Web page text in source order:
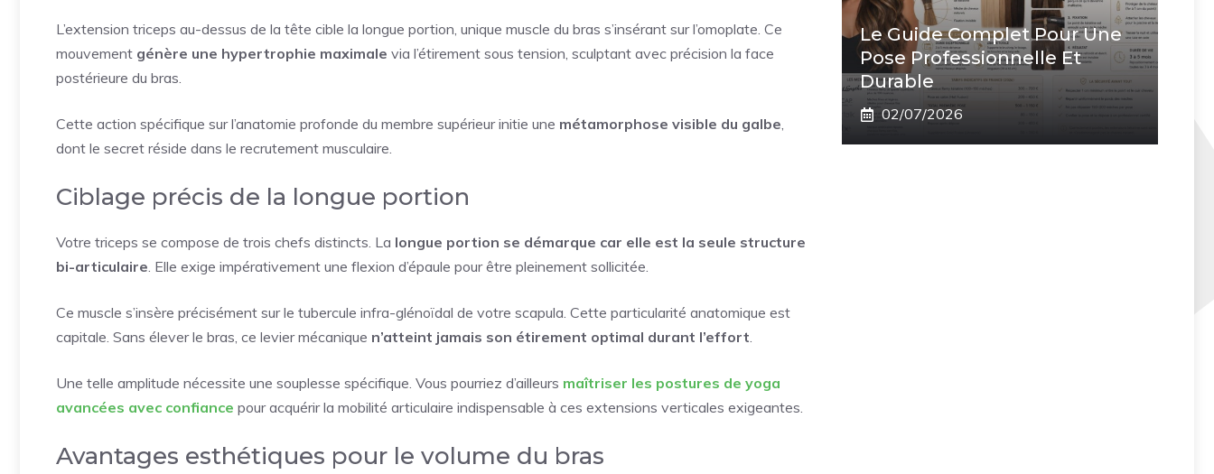
L’extension triceps au-dessus de la tête cible la longue portion, unique muscle du bras s’insérant sur l’omoplate. Ce
mouvement génère une hypertrophie maximale via l’étirement sous tension, sculptant avec précision la face
postérieure du bras.
Cette action spécifique sur l’anatomie profonde du membre supérieur initie une métamorphose visible du galbe,
dont le secret réside dans le recrutement musculaire.
Ciblage précis de la longue portion
Votre triceps se compose de trois chefs distincts. La longue portion se démarque car elle est la seule structure
bi-articulaire. Elle exige impérativement une flexion d’épaule pour être pleinement sollicitée.
Ce muscle s’insère précisément sur le tubercule infra-glénoïdal de votre scapula. Cette particularité anatomique est
capitale. Sans élever le bras, ce levier mécanique n’atteint jamais son étirement optimal durant l’effort.
Une telle amplitude nécessite une souplesse spécifique. Vous pourriez d’ailleurs maîtriser les postures de yoga
avancées avec confiance pour acquérir la mobilité articulaire indispensable à ces extensions verticales exigeantes.
Avantages esthétiques pour le volume du bras
Le Guide Complet Pour Une
Pose Professionnelle Et
Durable
02/07/2026